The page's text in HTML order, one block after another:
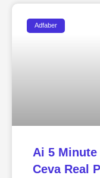
Adfaber
Ai 5
Ceva Real